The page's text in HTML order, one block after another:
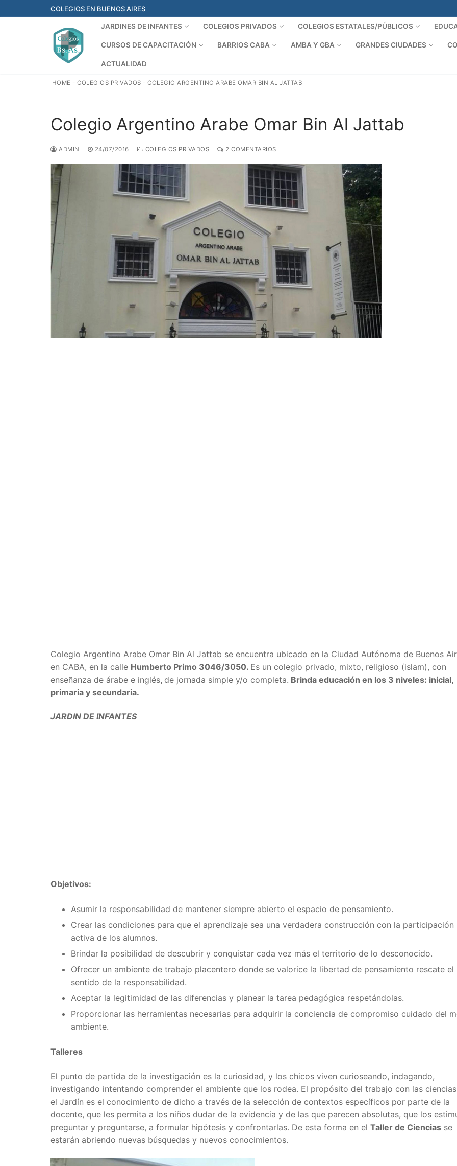
al
COLEGIOS EN BUENOS AIRES
JARDINES DE INFANTES COLEGIOS PRIVADOS COLEGIOS ESTATALES/PÚBLICOS
CURSOS DE CAPACITACIÓN BARRIOS CABA AMBA Y GBA GRANDES CIUDADES
ACTUALIDAD
HOME -COLEGIOS PRIVADOS -COLEGIO ARGENTINO ARABE OMAR BIN AL JATTAB
Colegio Argentino Arabe Omar Bin Al Jattab
ADMIN 24/07/2016 COLEGIOS PRIVADOS 2 COMENTARIOS
Colegio Argentino Arabe Omar Bin Al Jattab se encuentra ubicado en la Ciudad Autónoma de Buenos
en CABA, en la calle Humberto Primo 3046/3050. Es un colegio privado, mixto, religioso (islam), con
enseñanza de árabe e inglés, de jornada simple y/o completa. Brinda educación en los 3 niveles: inicial,
primaria y secundaria.
JARDIN DE INFANTES
Objetivos:
Asumir la responsabilidad de mantener siempre abierto el espacio de pensamiento.
Crear las condiciones para que el aprendizaje sea una verdadera construcción con la participación
activa de los alumnos.
Brindar la posibilidad de descubrir y conquistar cada vez más el territorio de lo desconocido.
Ofrecer un ambiente de trabajo placentero donde se valorice la libertad de pensamiento rescate el
sentido de la responsabilidad.
Aceptar la legitimidad de las diferencias y planear la tarea pedagógica respetándolas.
Proporcionar las herramientas necesarias para adquirir la conciencia de compromiso cuidado del
ambiente.
Talleres
El punto de partida de la investigación es la curiosidad, y los chicos viven curioseando, indagando,
investigando intentando comprender el ambiente que los rodea. El propósito del trabajo con las
el Jardín es el conocimiento de dicho a través de la selección de contextos específicos por parte de la
docente, que les permita a los niños dudar de la evidencia y de las que parecen absolutas, que los
preguntar y preguntarse, a formular hipótesis y confrontarlas. De esta forma en el Taller de Ciencias se
estarán abriendo nuevas búsquedas y nuevos conocimientos.